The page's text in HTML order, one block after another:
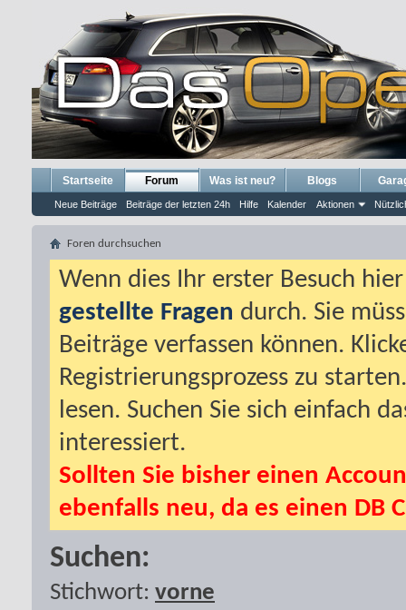
Startseite Forum
Neue Beiträge Beiträge der letzten 24h Hilfe Kalender Aktionen
Was ist neu? Blogs
Foren durchsuchen
Wenn dies Ihr erster Besuch
gestellte Fragen durch. Sie
Beiträge verfassen können.
Registrierungsprozess zu
lesen. Suchen Sie sich einfach
interessiert.
Sollten Sie bisher einen
ebenfalls neu, da es einen DB
Suchen:
Stichwort: vorne